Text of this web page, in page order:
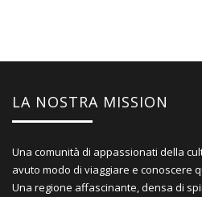
LA NOSTRA MISSION
Una comunità di appassionati della
avuto modo di viaggiare e conoscere
Una regione affascinante, densa di